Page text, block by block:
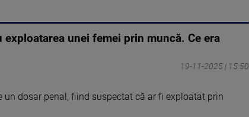
unei femei prin muncă. Ce era
19-11-2025 | 15:50
un dosar penal, fiind suspectat că ar fi exploatat prin